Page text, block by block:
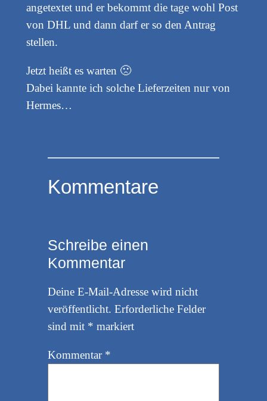
angetextet und er bekommt die tage wohl Post
von DHL und dann darf er so den Antrag
stellen.
Jetzt heißt es warten 🙁
Dabei kannte ich solche Lieferzeiten nur von
Hermes…
Kommentare
Schreibe einen
Kommentar
Deine E-Mail-Adresse wird nicht
veröffentlicht. Erforderliche Felder
sind mit * markiert
Kommentar *